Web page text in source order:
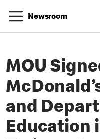
Newsroom
MOU
and
Education